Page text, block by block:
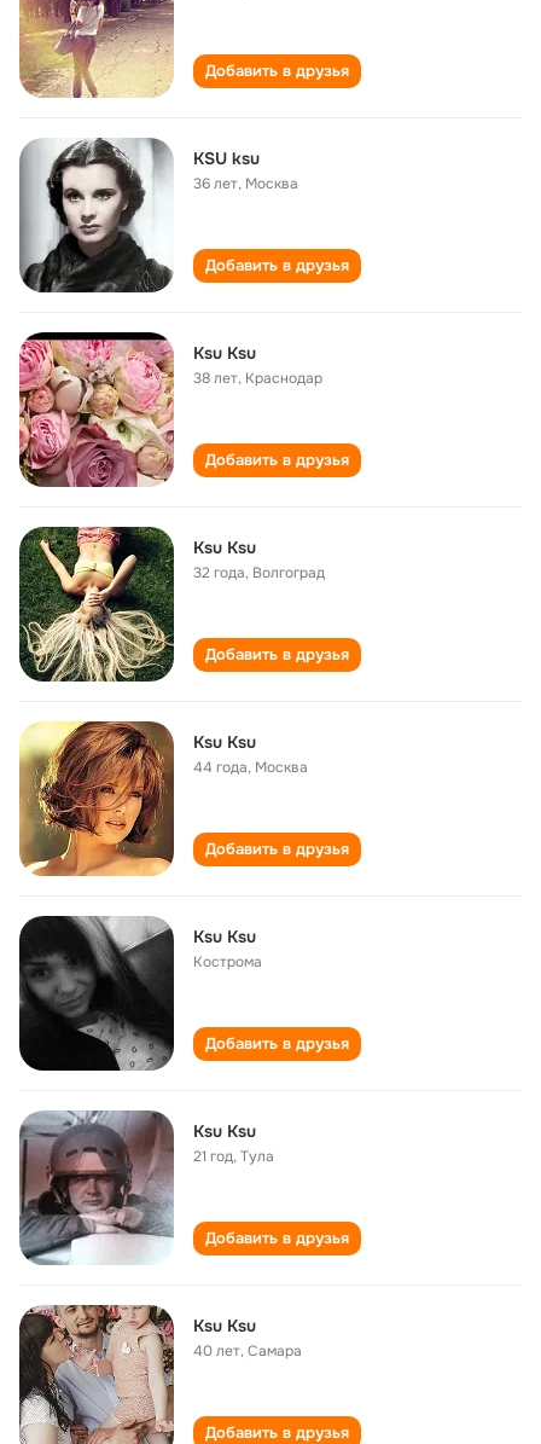
Добавить в друзья
KSU ksu
36 лет, Москва
Добавить в друзья
Ksu Ksu
38 лет, Краснодар
Добавить в друзья
Ksu Ksu
32 года, Волгоград
Добавить в друзья
Ksu Ksu
44 года, Москва
Добавить в друзья
Ksu Ksu
Кострома
Добавить в друзья
Ksu Ksu
21 год,Тула
Добавить в друзья
Ksu Ksu
40 лет,Самара
Добавить в друзья